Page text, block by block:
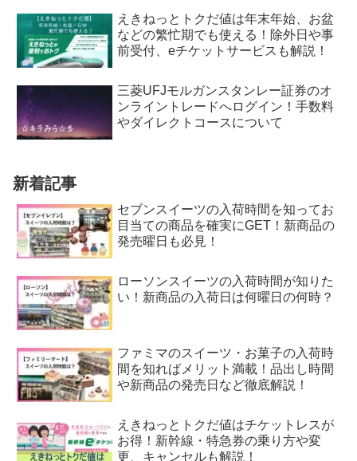
えきねっとトクだ値は年末年始、お盆
などの繁忙期でも使える！除外日や事
前受付、eチケットサービスも解説！
三菱UFJモルガンスタンレー証券のオ
ンライントレードへログイン！手数料
やダイレクトコースについて
新着記事
セブンスイーツの入荷時間を知ってお
目当ての商品を確実にGET！新商品の
発売曜日も必見！
ローソンスイーツの入荷時間が知りた
い！新商品の入荷日は何曜日の何時？
ファミマのスイーツ・お菓子の入荷時
間を知ればメリット満載！品出し時間
や新商品の発売日など徹底解説！
えきねっとトクだ値はチケットレスが
お得！新幹線・特急券の乗り方や変
更、キャンセルも解説！